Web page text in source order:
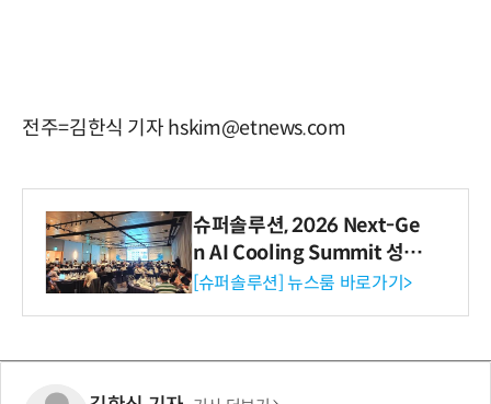
전주=김한식 기자 hskim@etnews.com
슈퍼솔루션, 2026 Next-Ge
n AI Cooling Summit 성황
리 성료
[슈퍼솔루션] 뉴스룸 바로가기>